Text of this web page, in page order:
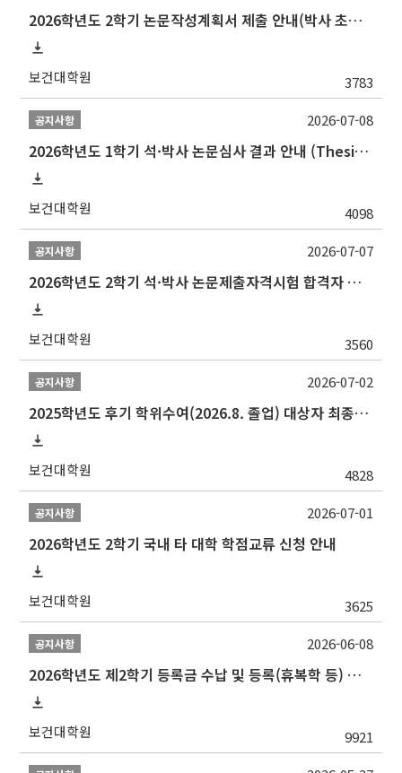
2026학년도 2학기 논문작성계획서 제출 안내(박사 초심 일정 포함)_Thesis Proposal
보건대학원 3783
공지사항
2026학년도 1학기 석·박사 논문심사 결과 안내 (Thesis Defense Result)
보건대학원 4098
2026-07-08
공지사항
2026학년도 2학기 석·박사 논문제출자격시험 합격자 공고(TSQ Exam Result)
보건대학원 3560
2026-07-07
공지사항
2025학년도 후기 학위수여(2026.8. 졸업) 대상자 최종인준 논문 제출 안내
보건대학원 4828
2026-07-02
공지사항
2026학년도 2학기 국내 타 대학 학점교류 신청 안내
보건대학원 3625
2026-07-01
공지사항
2026학년도 제2학기 등록금 수납 및 등록(휴복학 등) 일정 안내
보건대학원 9921
2026-06-08